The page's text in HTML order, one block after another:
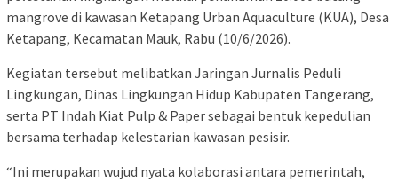
mangrove di kawasan Ketapang Urban Aquaculture (KUA), Desa
Ketapang, Kecamatan Mauk, Rabu (10/6/2026).
Kegiatan tersebut melibatkan Jaringan Jurnalis Peduli
Lingkungan, Dinas Lingkungan Hidup Kabupaten Tangerang,
serta PT Indah Kiat Pulp & Paper sebagai bentuk kepedulian
bersama terhadap kelestarian kawasan pesisir.
“Ini merupakan wujud nyata kolaborasi antara pemerintah,